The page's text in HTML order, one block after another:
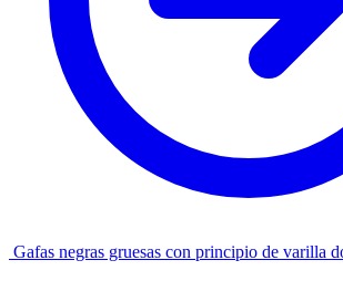
Gafas negras gruesas con principio de varilla